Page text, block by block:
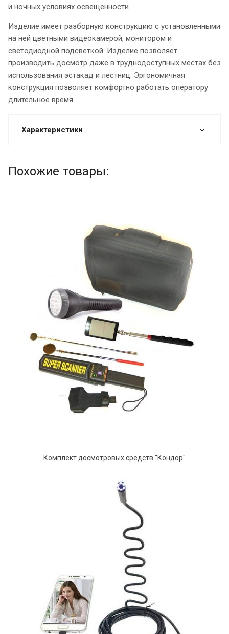
и ночных условиях освещенности.
Изделие имеет разборную конструкцию с установленными
на ней цветными видеокамерой, монитором и
светодиодной подсветкой. Изделие позволяет
производить досмотр даже в труднодоступных местах без
использования эстакад и лестниц. Эргономичная
конструкция позволяет комфортно работать оператору
длительное время.
Характеристики
Похожие товары:
Комплект досмотровых средств "Кондор"